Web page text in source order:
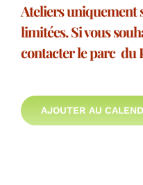
Ateliers uniquement
limitées. Si vous
contacter le parc du
AJOUTER AU